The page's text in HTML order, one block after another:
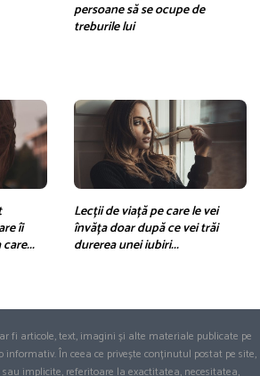
persoane să se ocupe de
treburile lui
îi
Lecții de viață pe care le vei
învăța doar după ce vei trăi
durerea unei iubiri...
fi articole, text, imagini și alte materiale publicate pe
informativ. În ceea ce privește conținutul postat pe site,
implicite, referitoare la exactitatea, necesitatea,